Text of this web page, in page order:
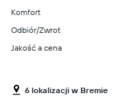
Komfort
Odbiór/Zwrot
Jakość a cena
6 lokalizacji w Bremie